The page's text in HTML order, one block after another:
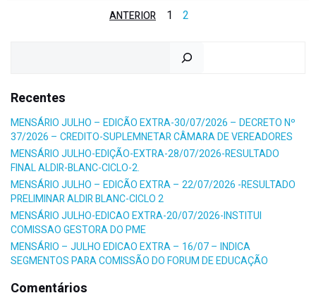
Posts
navigation
ANTERIOR Posts
navigation
Page
1 Page
2
Recentes
MENSÁRIO JULHO – EDICÃO EXTRA-30/07/2026 – DECRETO Nº
37/2026 – CREDITO-SUPLEMNETAR CÂMARA DE VEREADORES
MENSÁRIO JULHO-EDIÇÃO-EXTRA-28/07/2026-RESULTADO
FINAL ALDIR-BLANC-CICLO-2.
MENSÁRIO JULHO – EDICÃO EXTRA – 22/07/2026 -RESULTADO
PRELIMINAR ALDIR BLANC-CICLO 2
MENSÁRIO JULHO-EDICAO EXTRA-20/07/2026-INSTITUI
COMISSAO GESTORA DO PME
MENSÁRIO – JULHO EDICAO EXTRA – 16/07 – INDICA
SEGMENTOS PARA COMISSÃO DO FORUM DE EDUCAÇÃO
Comentários